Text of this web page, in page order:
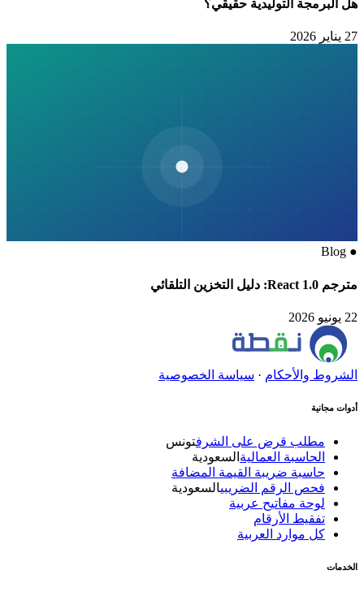
هل البرمجة التوليدية حقيقي؟
27 يناير 2026
●
Blog
مترجم React 1.0: دليل التخزين التلقائي
22 يونيو 2026
الشروط والأحكام· سياسة الخصوصية
أدوات مجانية
مطلب قرض على الشرف تونس
الحاسبة العماليةالسعودية
حاسبة ضريبة القيمة المضافة
فحص الرقم الضريبيالسعودية
لوحة مفاتيح عربية
تفقيط الأرقام
كل موارد العربية
الخدمات